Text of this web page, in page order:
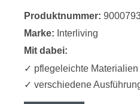
Produktnummer:
Marke: Interliving
Mit dabei:
✓ pflegeleichte Materialien
✓ verschiedene